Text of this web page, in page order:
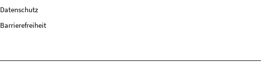
Datenschutz
Barrierefreiheit